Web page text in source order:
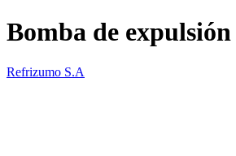
Bomba de expulsión
Refrizumo S.A